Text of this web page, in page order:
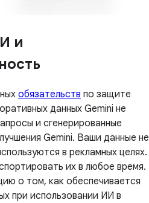
и
обязательств по защите
данных Gemini не
и сгенерированные
Gemini. Ваши данные не
в рекламных целях.
их в любое время.
о том, как обеспечивается
при использовании ИИ в